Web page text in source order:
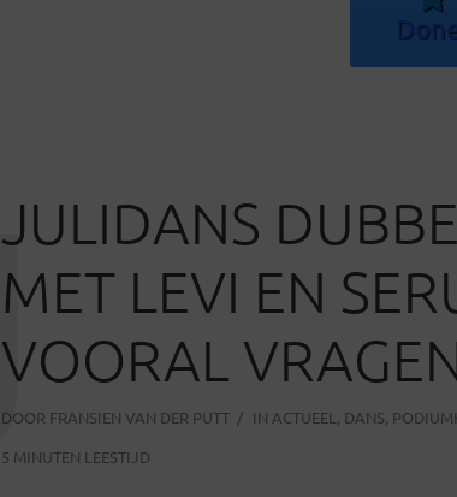
JULIDANS
MET LEVI EN
VOORAL
DOOR FRANSIEN VAN DER PUTT IN ACTUEEL , DANS,
5 MINUTEN LEESTIJD
J